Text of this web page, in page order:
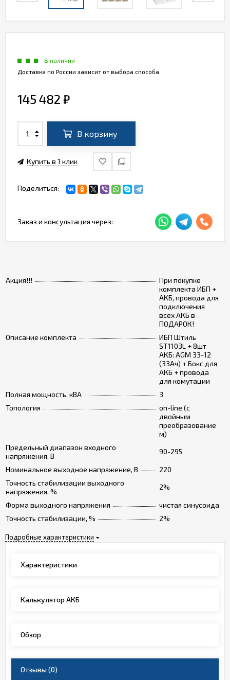
Акция!!!
При покупке
комплекта ИБП +
АКБ, провода для
подключения
всех АКБ в
ПОДАРОК!
Описание комплекта
ИБП Штиль
ST1103L + 8шт
АКБ: AGM 33-12
(33Ач) + Бокс для
АКБ + провода
для комутации
Полная мощность, кВА
3
Топология
on-line (с
двойным
преобразование
м)
Предельный диапазон входного
напряжения, В
90-295
Номинальное выходное напряжение, В
220
Точность стабилизации выходного
напряжения, %
2%
Форма выходного напряжения
чистая синусоида
Точность стабилизации, %
2%
Подробные характеристики
В наличии
Доставка по России зависит от выбора способа
145 482 ₽
В корзину
Купить в 1 клик
Поделиться:
Заказ и консультация через:
Характеристики
Калькулятор АКБ
Обзор
Отзывы(0)